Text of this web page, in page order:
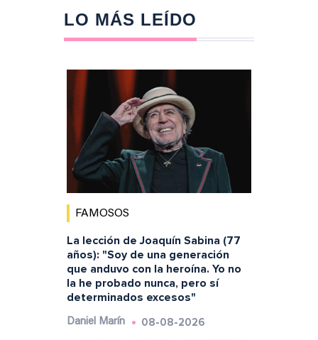
LO MÁS LEÍDO
FAMOSOS
La lección de Joaquín Sabina (77
años): "Soy de una generación
que anduvo con la heroína. Yo no
la he probado nunca, pero sí
determinados excesos"
Daniel Marín 08-08-2026